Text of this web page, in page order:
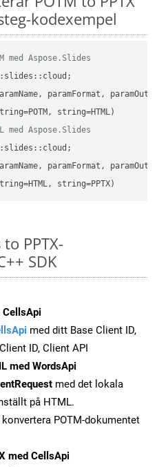
kodexempel
Aspose.Slides
paramFormat,
Aspose.Slides
paramFormat,
string=PPTX)
PPTX-
SDK
CellsApi
med ditt Base Client ID,
ID, Client API
med WordsApi
med det lokala
på HTML.
POTM-dokumentet
med CellsApi